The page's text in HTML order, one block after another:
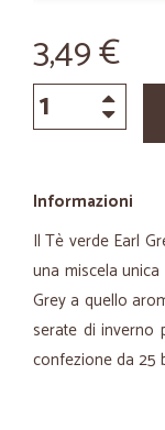
3,49 €
Informazioni
Il Tè verde Earl
una miscela
Grey a quello
serate di inverno
confezione da 25